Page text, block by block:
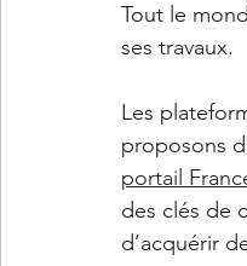
Tout le
ses travaux.
Les
proposons
portail
des clés de
d’acquérir